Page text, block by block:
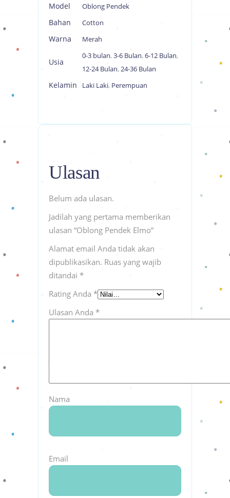
Model Oblong Pendek
Bahan Cotton
Warna Merah
Usia
0-3 bulan, 3-6 Bulan, 6-12 Bulan,
12-24 Bulan, 24-36 Bulan
Kelamin Laki Laki, Perempuan
Ulasan
Belum ada ulasan.
Jadilah yang pertama memberikan
ulasan “Oblong Pendek Elmo”
Alamat email Anda tidak akan
dipublikasikan. Ruas yang wajib
ditandai *
Rating Anda *
Ulasan Anda *
Nama
Email